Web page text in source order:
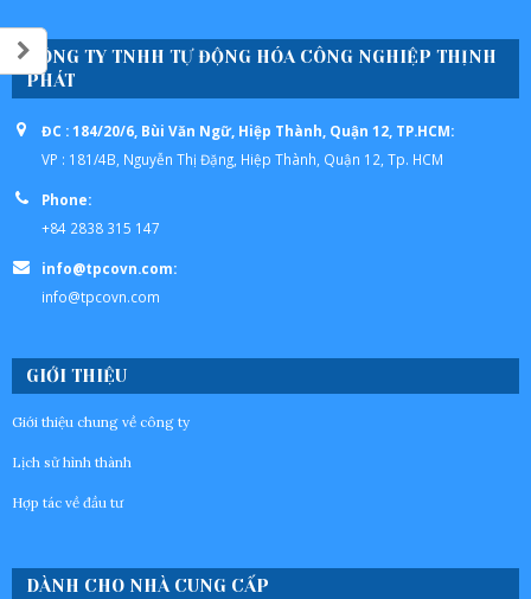
CÔNG TY TNHH TỰ ĐỘNG HÓA CÔNG NGHIỆP THỊNH
PHÁT
ĐC : 184/20/6, Bùi Văn Ngữ, Hiệp Thành, Quận 12, TP.HCM:
VP : 181/4B, Nguyễn Thị Đặng, Hiệp Thành, Quận 12, Tp. HCM
Phone:
+84 2838 315 147
info@tpcovn.com:
info@tpcovn.com
GIỚI THIỆU
Giới thiệu chung về công ty
Lịch sử hình thành
Hợp tác về đầu tư
DÀNH CHO NHÀ CUNG CẤP